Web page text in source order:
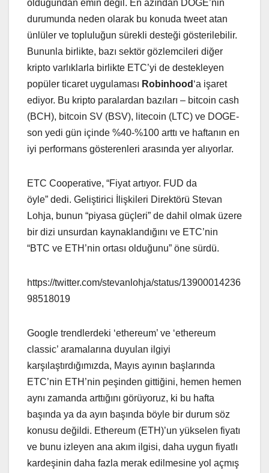
olduğundan emin değil. En azından DOGE’nin
durumunda neden olarak bu konuda tweet atan
ünlüler ve topluluğun sürekli desteği gösterilebilir.
Bununla birlikte, bazı sektör gözlemcileri diğer
kripto varlıklarla birlikte ETC’yi de destekleyen
popüler ticaret uygulaması Robinhood ‘a işaret
ediyor. Bu kripto paralardan bazıları – bitcoin cash
(BCH), bitcoin SV (BSV), litecoin (LTC) ve DOGE-
son yedi gün içinde %40-%100 arttı ve haftanın en
iyi performans gösterenleri arasında yer alıyorlar.
ETC Cooperative, “Fiyat artıyor. FUD da
öyle” dedi. Geliştirici İlişkileri Direktörü Stevan
Lohja, bunun “piyasa güçleri” de dahil olmak üzere
bir dizi unsurdan kaynaklandığını ve ETC’nin
“BTC ve ETH’nin ortası olduğunu” öne sürdü.
https://twitter.com/stevanlohja/status/13900014236
98518019
Google trendlerdeki ‘ethereum’ ve ‘ethereum
classic’ aramalarına duyulan ilgiyi
karşılaştırdığımızda, Mayıs ayının başlarında
ETC’nin ETH’nin peşinden gittiğini, hemen hemen
aynı zamanda arttığını görüyoruz, ki bu hafta
başında ya da ayın başında böyle bir durum söz
konusu değildi. Ethereum (ETH)’un yükselen fiyatı
ve bunu izleyen ana akım ilgisi, daha uygun fiyatlı
kardeşinin daha fazla merak edilmesine yol açmış